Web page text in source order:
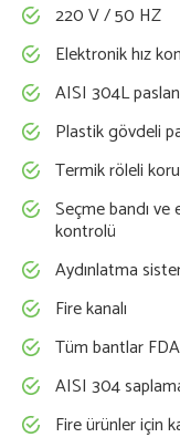
220 V / 50 HZ
Elektronik hız
AISI 304L
Plastik gövdeli
Termik röleli
Seçme bandı ve
kontrolü
Aydınlatma
Fire kanalı
Tüm bantlar
AISI 304
Fire ürünler için